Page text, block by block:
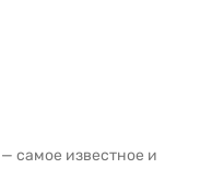
самое известное и